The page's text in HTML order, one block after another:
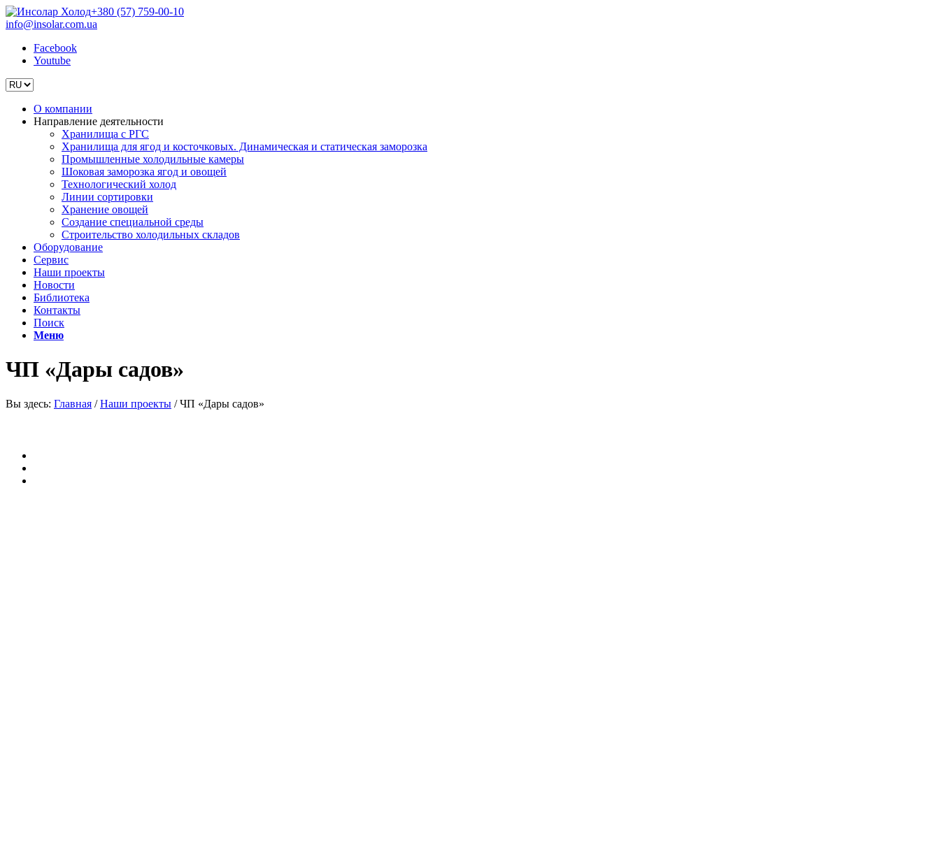
+380 (57) 759-00-10
info@insolar.com.ua
Facebook
Youtube
О компании
Направление деятельности
Хранилища с РГС
Хранилища для ягод и косточковых. Динамическая и статическая заморозка
Промышленные холодильные камеры
Шоковая заморозка ягод и овощей
Технологический холод
Линии сортировки
Хранение овощей
Создание специальной среды
Строительство холодильных складов
Оборудование
Сервис
Наши проекты
Новости
Библиотека
Контакты
Поиск
Меню
ЧП «Дары садов»
Вы здесь: Главная / Наши проекты / ЧП «Дары садов»